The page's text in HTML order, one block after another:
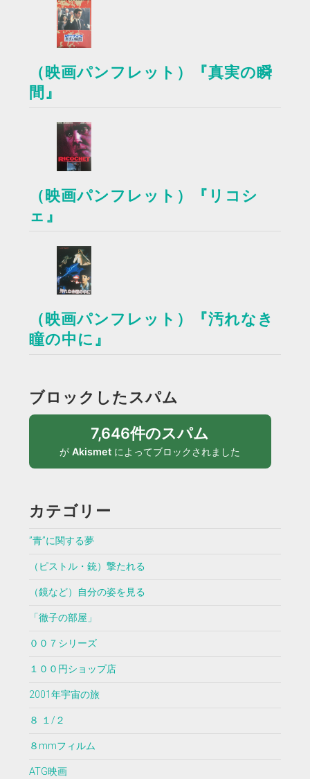
（映画パンフレット）『真実の瞬
間』
（映画パンフレット）『リコシ
ェ』
（映画パンフレット）『汚れなき
瞳の中に』
ブロックしたスパム
7,646件のスパム
がAkismet によってブロックされました
カテゴリー
”青”に関する夢
（ピストル・銃）撃たれる
（鏡など）自分の姿を見る
「徹子の部屋」
００７シリーズ
１００円ショップ店
2001年宇宙の旅
８ １/２
８mmフィルム
ATG映画